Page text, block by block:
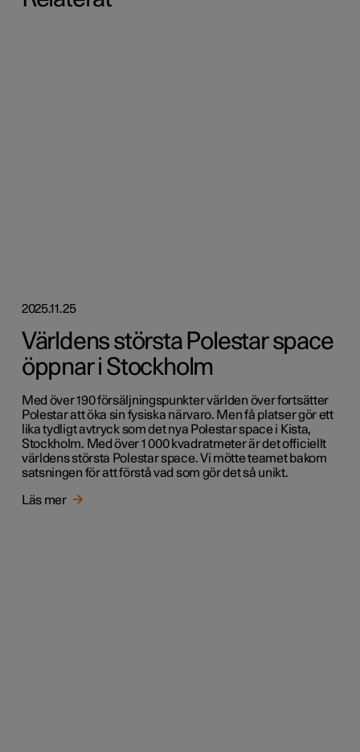
2025.11.25
Världens största Polestar space
öppnar i Stockholm
Med över 190 försäljningspunkter världen över fortsätter
Polestar att öka sin fysiska närvaro. Men få platser gör ett
lika tydligt avtryck som det nya Polestar space i Kista,
Stockholm. Med över 1 000 kvadratmeter är det officiellt
världens största Polestar space. Vi mötte teamet bakom
satsningen för att förstå vad som gör det så unikt.
Läs mer